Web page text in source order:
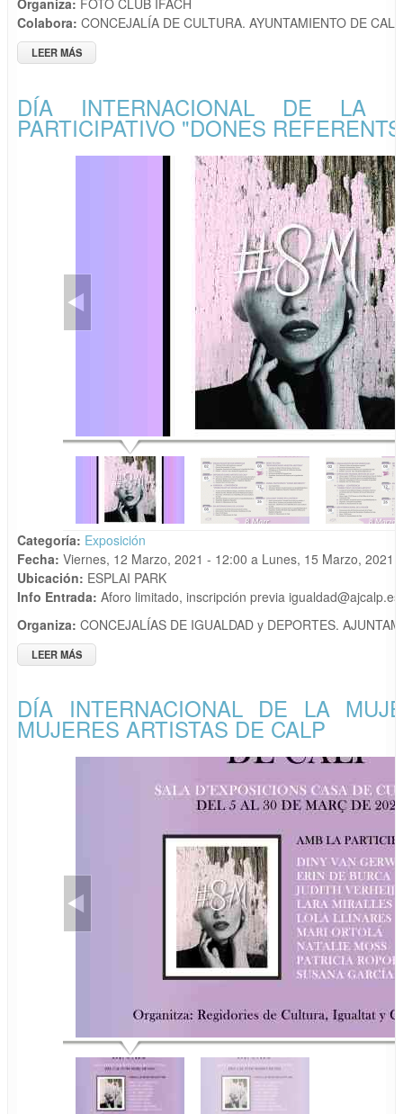
Organiza: FOTO CLUB IFACH
Colabora: CONCEJALÍA DE CULTURA. AYUNTAMIENTO DE CALP
LEER MÁS
DÍA INTERNACIONAL DE LA
PARTICIPATIVO "DONES
Categoría: Exposición
Fecha: Viernes, 12 Marzo, 2021 - 12:00 a Lunes, 15 Marzo, 2021
Ubicación: ESPLAI PARK
Info Entrada: Aforo limitado, inscripción previa igualdad@ajcalp.es
Organiza: CONCEJALÍAS DE IGUALDAD y DEPORTES.
LEER MÁS
PARTICIPATIVO "DONES REFERENTS"
DÍA INTERNACIONAL DE LA
MUJERES ARTISTAS DE CALP